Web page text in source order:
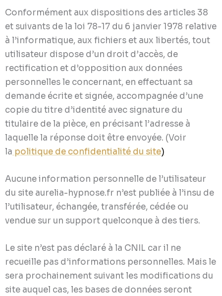
Conformément aux dispositions des articles 38
et suivants de la loi 78-17 du 6 janvier 1978 relative
à l’informatique, aux fichiers et aux libertés, tout
utilisateur dispose d’un droit d’accès, de
rectification et d’opposition aux données
personnelles le concernant, en effectuant sa
demande écrite et signée, accompagnée d’une
copie du titre d’identité avec signature du
titulaire de la pièce, en précisant l’adresse à
laquelle la réponse doit être envoyée. (Voir
la politique de confidentialité du site)
Aucune information personnelle de l’utilisateur
du site aurelia-hypnose.fr n’est publiée à l’insu de
l’utilisateur, échangée, transférée, cédée ou
vendue sur un support quelconque à des tiers.
Le site n’est pas déclaré à la CNIL car il ne
recueille pas d’informations personnelles. Mais le
sera prochainement suivant les modifications du
site auquel cas, les bases de données seront